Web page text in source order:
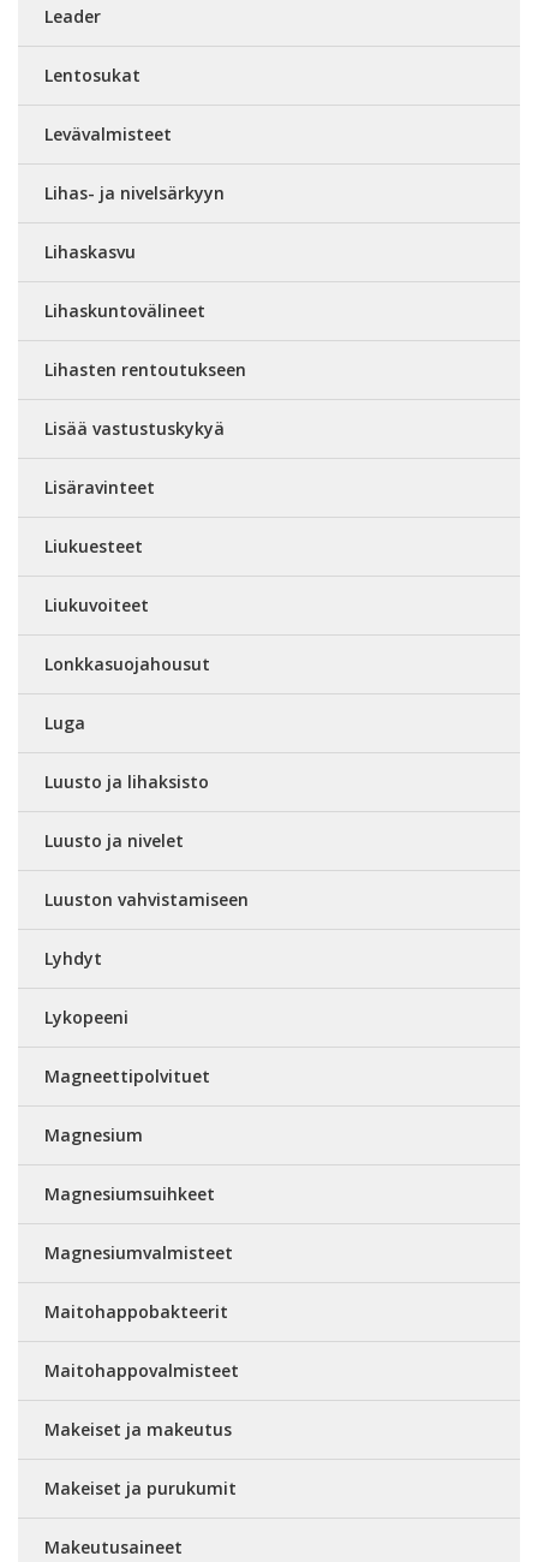
Leader
Lentosukat
Levävalmisteet
Lihas- ja nivelsärkyyn
Lihaskasvu
Lihaskuntovälineet
Lihasten rentoutukseen
Lisää vastustuskykyä
Lisäravinteet
Liukuesteet
Liukuvoiteet
Lonkkasuojahousut
Luga
Luusto ja lihaksisto
Luusto ja nivelet
Luuston vahvistamiseen
Lyhdyt
Lykopeeni
Magneettipolvituet
Magnesium
Magnesiumsuihkeet
Magnesiumvalmisteet
Maitohappobakteerit
Maitohappovalmisteet
Makeiset ja makeutus
Makeiset ja purukumit
Makeutusaineet